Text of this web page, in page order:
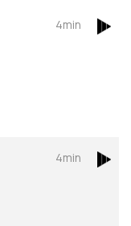
4min
4min